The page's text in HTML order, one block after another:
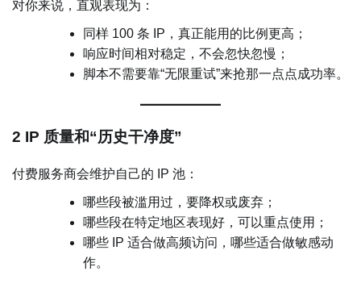
对你来说，直观表现为：
同样 100 条 IP，真正能用的比例更高；
响应时间相对稳定，不会忽快忽慢；
脚本不需要靠“无限重试”来抢那一点点成功率。
2 IP 质量和“历史干净度”
付费服务商会维护自己的 IP 池：
哪些段被滥用过，要降权或废弃；
哪些段在特定地区表现好，可以重点使用；
哪些 IP 适合做高频访问，哪些适合做敏感动
作。